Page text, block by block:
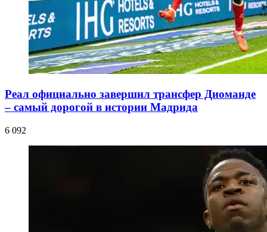
Реал официально завершил трансфер Диоманде
– самый дорогой в истории Мадрида
6 092